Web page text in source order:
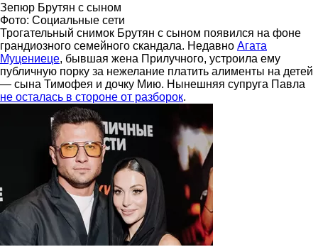
Зепюр Брутян с сыном
Фото: Социальные сети
Трогательный снимок Брутян с сыном появился на фоне
грандиозного семейного скандала. Недавно Агата
Муцениеце, бывшая жена Прилучного, устроила ему
публичную порку за нежелание платить алименты на детей
— сына Тимофея и дочку Мию. Нынешняя супруга Павла
не осталась в стороне от разборок.